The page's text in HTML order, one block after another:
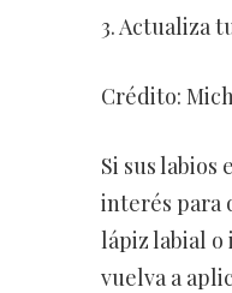
3. Actualiza
Crédito:
Si sus labios
interés para
lápiz labial
vuelva a